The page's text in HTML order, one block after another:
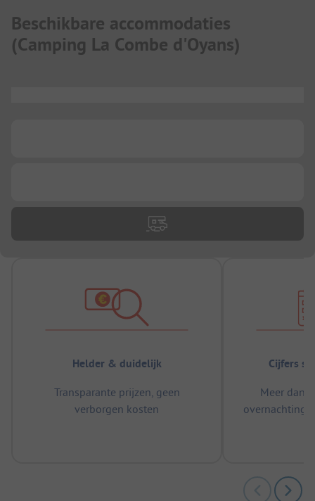
Beschikbare accommodaties
(Camping La Combe d'Oyans)
Helder & duidelijk
Transparante prijzen, geen
verborgen kosten
Cijfers
Meer dan